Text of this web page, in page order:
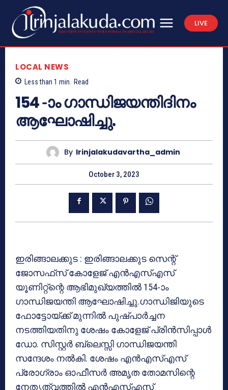
LIVE
LOCAL NEWS
Less than 1 min. Read
154 -ാം ഗാന്ധിജയന്തിദിനം
ആഘോഷിച്ചു.
By Irinjalakudavartha_admin
October 3, 2023
ഇരിങ്ങാലക്കുട : ഇരിങ്ങാലക്കുട സെന്റ്
ജോസഫ്‌സ് കോളേജ് എന്‍എസ്എസ്
യൂണിറ്റ്‌ന്റെ ആഭിമുഖ്യത്തില്‍ 154-ാം
ഗാന്ധിജയന്തി ആഘോഷിച്ചു.ഗാന്ധിജിയുടെ
ഫോട്ടോയ്ക്ക് മുന്നില്‍ പുഷ്പാര്‍ച്ചന
നടത്തിയതിനു ശേഷം കോളേജ് പ്രിന്‍സിപ്പാള്‍
ഡോ. സിസ്റ്റര്‍ ബ്ലെസ്സി ഗാന്ധിജയന്തി
സന്ദേശം നല്‍കി. ശേഷം എന്‍എസ്എസ്
പ്രോഗ്രാം ഓഫീസര്‍ അമൃത തോമസിന്റെ
നേതൃത്വത്തില്‍ എന്‍എസ്എസ്